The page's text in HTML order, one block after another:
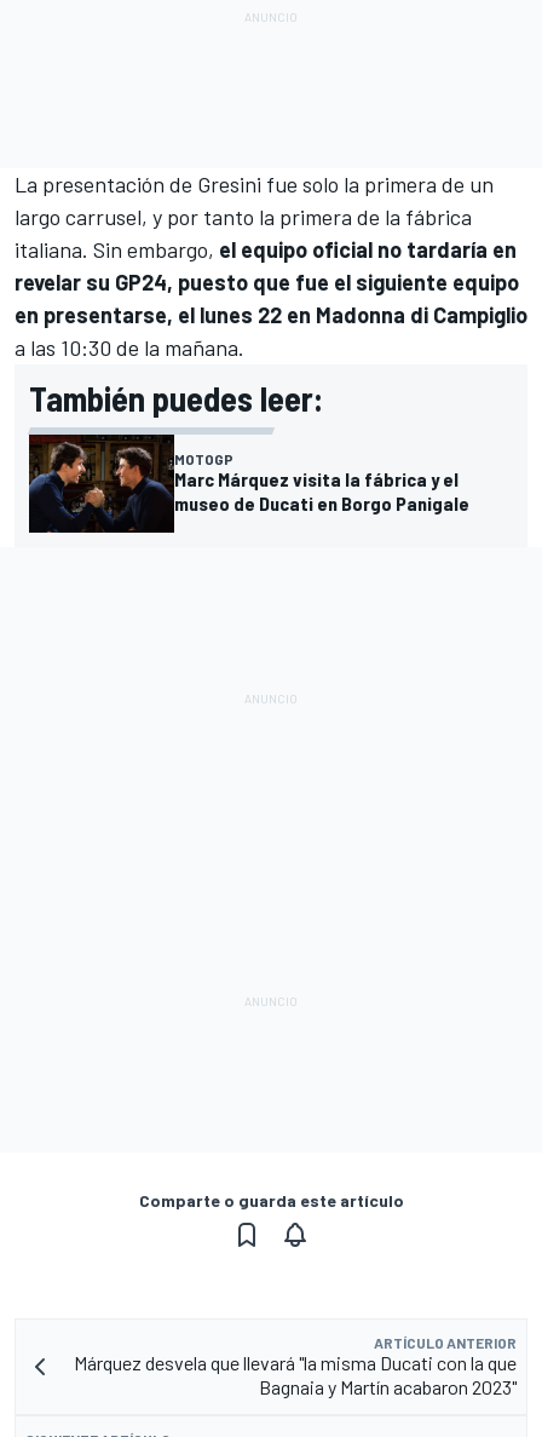
La presentación de Gresini fue solo la primera de un
largo carrusel, y por tanto la primera de la fábrica
italiana. Sin embargo, el equipo oficial no tardaría en
revelar su GP24, puesto que fue el siguiente equipo
en presentarse, el lunes 22 en Madonna di Campiglio
a las 10:30 de la mañana.
También puedes leer:
MOTOGP
Marc Márquez visita la fábrica y el
museo de Ducati en Borgo Panigale
Comparte o guarda este artículo
ARTÍCULO ANTERIOR
Márquez desvela que llevará "la misma Ducati con la que
Bagnaia y Martín acabaron 2023"